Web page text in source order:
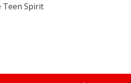
Teen Spirit